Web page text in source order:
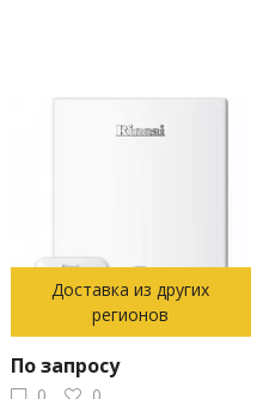
Доставка из других
регионов
По запросу